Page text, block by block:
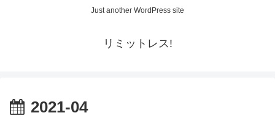
Just another WordPress site
リミットレス!
2021-04